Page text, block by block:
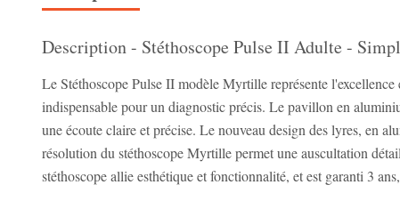
Description - Stéthoscope Pulse II Adulte -
Le Stéthoscope Pulse II modèle Myrtille représente
indispensable pour un diagnostic précis. Le pavillon en
une écoute claire et précise. Le nouveau design des lyres, en
résolution du stéthoscope Myrtille permet une auscultation
stéthoscope allie esthétique et fonctionnalité, et est garanti 3